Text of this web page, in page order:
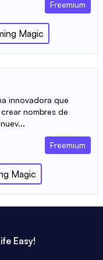
Freemium
Magic
innovadora que
nombres de
Freemium
Magic
Easy!